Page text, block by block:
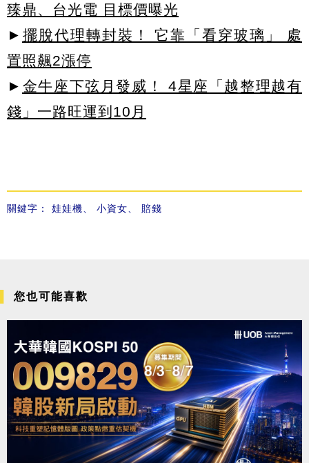
臻鼎、台光電 目標價曝光
► 擺脫代理轉封裝！ 它靠「看穿玻璃」 處
置照飆2漲停
► 金牛座下弦月發威！ 4星座「越整理越有
錢」一路旺運到10月
關鍵字： 娃娃機 小資女 賠錢
您也可能喜歡